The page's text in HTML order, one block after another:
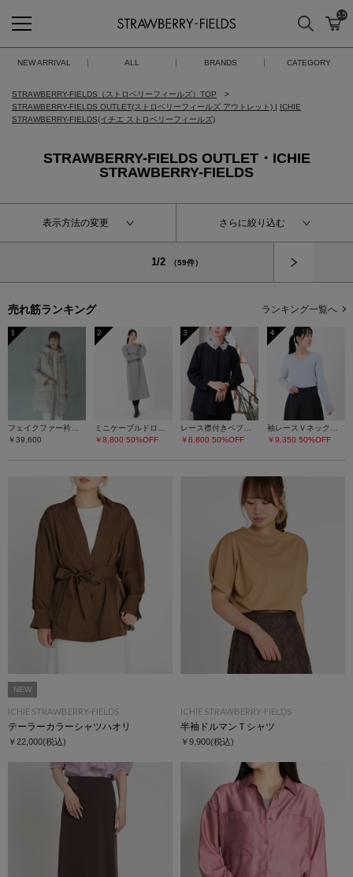
STRAWBERRY-FIELDS
検索 カ
15
NEW ARRIVAL ALL BRANDS CATEGORY
STRAWBERRY-FIELDS（ストロベリーフィールズ）TOP
STRAWBERRY-FIELDS OUTLET(ストロベリーフィールズ アウトレット) | ICHIE
STRAWBERRY-FIELDS(イチエ ストロベリーフィールズ)
STRAWBERRY-FIELDS OUTLET・ICHIE
STRAWBERRY-FIELDS
表示方法の変更 さらに絞り込む
1/2 （59件）
売れ筋ランキング ランキング一覧へ
1
フェイクファー衿ダウンコート
￥39,600
2
ミニケーブルドロストワンピース
￥8,800 50%OFF
3
レース襟付きペプラムプルオーバー
￥8,800 50%OFF
4
袖レースＶネックニット
￥9,350 50%OFF
NEW
ICHIE STRAWBERRY-FIELDS
テーラーカラーシャツハオリ
￥22,000(税込)
ICHIE STRAWBERRY-FIELDS
半袖ドルマンＴシャツ
￥9,900(税込)